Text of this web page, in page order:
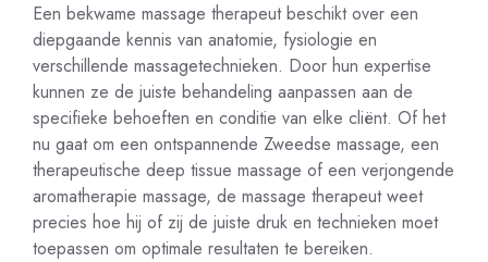
Een bekwame massage therapeut beschikt over een
diepgaande kennis van anatomie, fysiologie en
verschillende massagetechnieken. Door hun expertise
kunnen ze de juiste behandeling aanpassen aan de
specifieke behoeften en conditie van elke cliënt. Of het
nu gaat om een ontspannende Zweedse massage, een
therapeutische deep tissue massage of een verjongende
aromatherapie massage, de massage therapeut weet
precies hoe hij of zij de juiste druk en technieken moet
toepassen om optimale resultaten te bereiken.